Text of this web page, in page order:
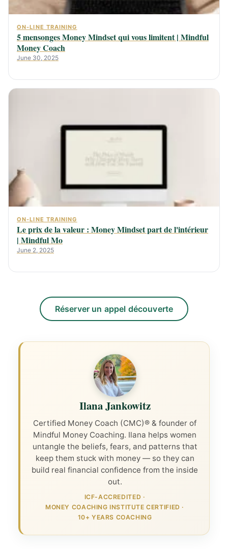
ON-LINE TRAINING
5 mensonges Money Mindset qui vous limitent | Mindful
Money Coach
June 30, 2025
ON-LINE TRAINING
Le prix de la valeur : Money Mindset part de l'intérieur
| Mindful Mo
June 2, 2025
Réserver un appel découverte
Ilana Jankowitz
Certified Money Coach (CMC)® & founder of
Mindful Money Coaching. Ilana helps women
untangle the beliefs, fears, and patterns that
keep them stuck with money — so they can
build real financial confidence from the inside
out.
ICF-ACCREDITED ·
MONEY COACHING INSTITUTE CERTIFIED ·
10+ YEARS COACHING